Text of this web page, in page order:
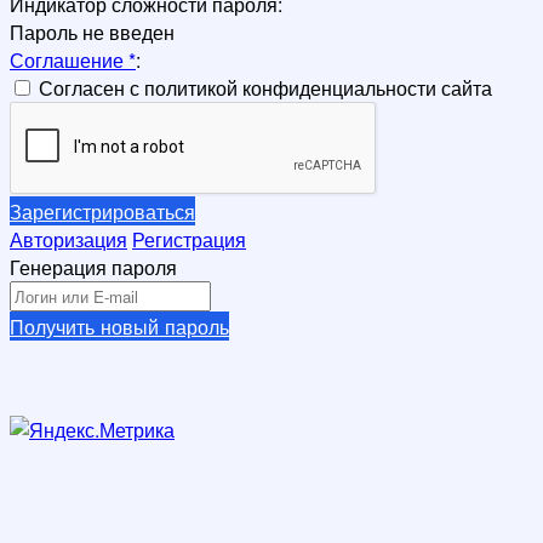
Пароль не введен
Соглашение*:
Согласен с политикой конфиденциальности сайта
Зарегистрироваться
Авторизация Регистрация
Генерация пароля
Получить новый пароль